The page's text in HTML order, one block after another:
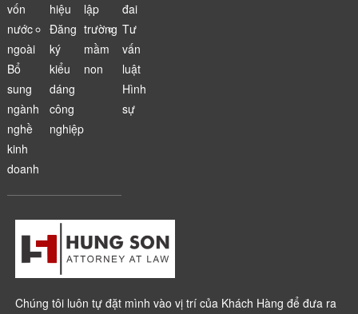
vốn
nước
ngoài
Bổ
sung
ngành
nghề
kinh
doanh
hiệu
Đăng
ký
kiểu
dáng
công
nghiệp
lập
trường
mầm
non
đai
Tư
vấn
luật
Hình
sự
Chúng tôi luôn tự đặt mình vào vị trí của Khách Hàng để đưa ra